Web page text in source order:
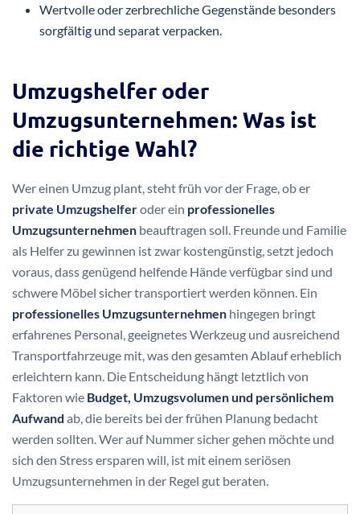
Wertvolle oder zerbrechliche Gegenstände besonders
sorgfältig und separat verpacken.
Umzugshelfer oder
Umzugsunternehmen: Was ist
die richtige Wahl?
Wer einen Umzug plant, steht früh vor der Frage, ob er
private Umzugshelferoder ein professionelles
Umzugsunternehmen beauftragen soll. Freunde und Familie
als Helfer zu gewinnen ist zwar kostengünstig, setzt jedoch
voraus, dass genügend helfende Hände verfügbar sind und
schwere Möbel sicher transportiert werden können. Ein
professionelles Umzugsunternehmen hingegen bringt
erfahrenes Personal, geeignetes Werkzeug und ausreichend
Transportfahrzeuge mit, was den gesamten Ablauf erheblich
erleichtern kann. Die Entscheidung hängt letztlich von
Faktoren wie Budget, Umzugsvolumen und persönlichem
Aufwand ab, die bereits bei der frühen Planung bedacht
werden sollten. Wer auf Nummer sicher gehen möchte und
sich den Stress ersparen will, ist mit einem seriösen
Umzugsunternehmen in der Regel gut beraten.